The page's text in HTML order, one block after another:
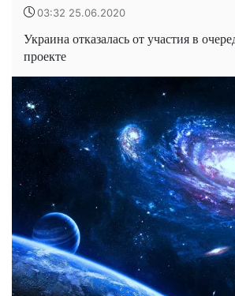
03:32 25.06.2020
Украина отказалась от участия в
проекте